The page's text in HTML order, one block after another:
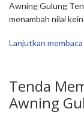
Awning Gulung
menambah nilai
Lanjutkan
Tenda
Awning